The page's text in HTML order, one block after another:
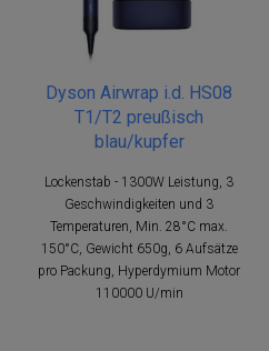
Dyson Airwrap i.d. HS08
T1/T2 preußisch
blau/kupfer
Lockenstab - 1300W Leistung, 3
Geschwindigkeiten und 3
Temperaturen, Min. 28°C max.
150°C, Gewicht 650g, 6 Aufsätze
pro Packung, Hyperdymium Motor
110000 U/min